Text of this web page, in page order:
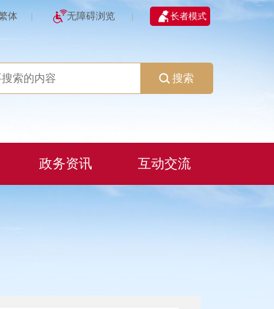
体 | 无障碍浏览 | 长者模式
搜索
政务资讯 互动交流